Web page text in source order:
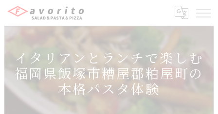
イタリアンとランチで楽しむ
福岡県飯塚市糟屋郡粕屋町の
本格パスタ体験